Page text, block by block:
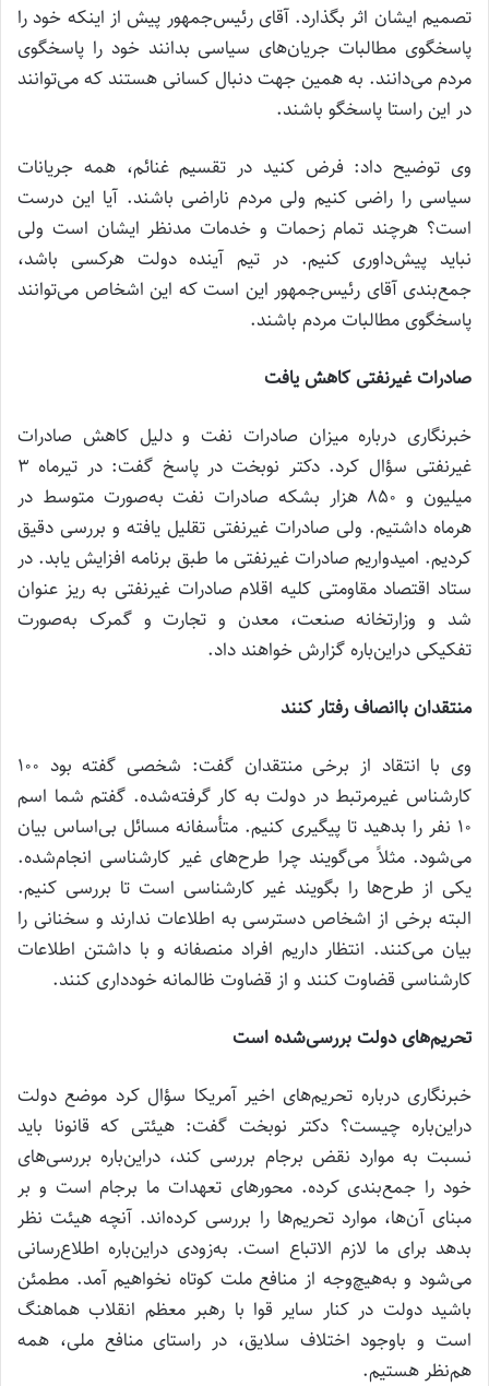
تصمیم ایشان اثر بگذارد. آقای رئیس‌جمهور پیش از اینکه خود را
پاسخگوی مطالبات جریان‌های سیاسی بدانند خود را پاسخگوی
مردم می‌دانند. به همین جهت دنبال کسانی هستند که می‌توانند
در این راستا پاسخگو باشند.
وی توضیح داد: فرض کنید در تقسیم غنائم، همه جریانات
سیاسی را راضی کنیم ولی مردم ناراضی باشند. آیا این درست
است؟ هرچند تمام زحمات و خدمات مدنظر ایشان است ولی
نباید پیش‌داوری کنیم. در تیم آینده دولت هرکسی باشد،
جمع‌بندی آقای رئیس‌جمهور این است که این اشخاص می‌توانند
پاسخگوی مطالبات مردم باشند.
صادرات غیرنفتی کاهش یافت
خبرنگاری درباره میزان صادرات نفت و دلیل کاهش صادرات
غیرنفتی سؤال کرد. دکتر نوبخت در پاسخ گفت: در تیرماه 3
میلیون و 850 هزار بشکه صادرات نفت به‌صورت متوسط در
هرماه داشتیم. ولی صادرات غیرنفتی تقلیل یافته و بررسی دقیق
کردیم. امیدواریم صادرات غیرنفتی ما طبق برنامه افزایش یابد. در
ستاد اقتصاد مقاومتی کلیه اقلام صادرات غیرنفتی به ریز عنوان
شد و وزارتخانه صنعت، معدن و تجارت و گمرک به‌صورت
تفکیکی دراین‌باره گزارش خواهند داد.
منتقدان باانصاف رفتار کنند
وی با انتقاد از برخی منتقدان گفت: شخصی گفته بود 100
کارشناس غیرمرتبط در دولت به کار گرفته‌شده. گفتم شما اسم
10 نفر را بدهید تا پیگیری کنیم. متأسفانه مسائل بی‌اساس بیان
می‌شود. مثلاً می‌گویند چرا طرح‌های غیر کارشناسی انجام‌شده.
یکی از طرح‌ها را بگویند غیر کارشناسی است تا بررسی کنیم.
البته برخی از اشخاص دسترسی به اطلاعات ندارند و سخنانی را
بیان می‌کنند. انتظار داریم افراد منصفانه و با داشتن اطلاعات
کارشناسی قضاوت کنند و از قضاوت ظالمانه خودداری کنند.
تحریم‌های دولت بررسی‌شده است
خبرنگاری درباره تحریم‌های اخیر آمریکا سؤال کرد موضع دولت
دراین‌باره چیست؟ دکتر نوبخت گفت: هیئتی که قانونا باید
نسبت به موارد نقض برجام بررسی کند، دراین‌باره بررسی‌های
خود را جمع‌بندی کرده. محورهای تعهدات ما برجام است و بر
مبنای آن‌ها، موارد تحریم‌ها را بررسی کرده‌اند. آنچه هیئت نظر
بدهد برای ما لازم الاتباع است. به‌زودی دراین‌باره اطلاع‌رسانی
می‌شود و به‌هیچ‌وجه از منافع ملت کوتاه نخواهیم آمد. مطمئن
باشید دولت در کنار سایر قوا با رهبر معظم انقلاب هماهنگ
است و باوجود اختلاف سلایق، در راستای منافع ملی، همه
هم‌نظر هستیم.